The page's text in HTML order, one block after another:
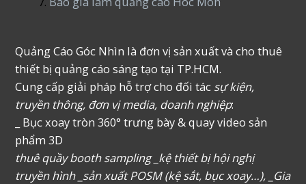
Quảng Cáo Góc Nhìn là đơn vị sản xuất và cho thuê
thiết bị quảng cáo sáng tạo tại TP.HCM.
Cung cấp giải pháp hỗ trợ cho đối tác sự kiện,
truyền thông, đơn vị media, doanh nghiệp:
_ Bục xoay tròn 360° trưng bày & quay video sản
phẩm 3D
thuê quầy booth sampling _kệ thiết bị hội nghị
truyền hình _sản xuất POSM (kệ sắt, bục xoay…), _Gia